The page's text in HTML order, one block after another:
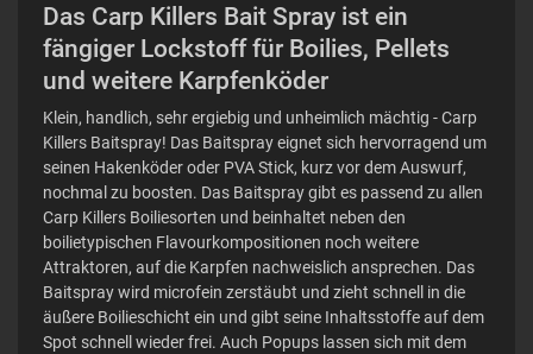
Das Carp Killers Bait Spray ist ein
fängiger Lockstoff für Boilies, Pellets
und weitere Karpfenköder
Klein, handlich, sehr ergiebig und unheimlich mächtig - Carp
Killers Baitspray! Das Baitspray eignet sich hervorragend um
seinen Hakenköder oder PVA Stick, kurz vor dem Auswurf,
nochmal zu boosten. Das Baitspray gibt es passend zu allen
Carp Killers Boiliesorten und beinhaltet neben den
boilietypischen Flavourkompositionen noch weitere
Attraktoren, auf die Karpfen nachweislich ansprechen. Das
Baitspray wird microfein zerstäubt und zieht schnell in die
äußere Boilieschicht ein und gibt seine Inhaltsstoffe auf dem
Spot schnell wieder frei. Auch Popups lassen sich mit dem